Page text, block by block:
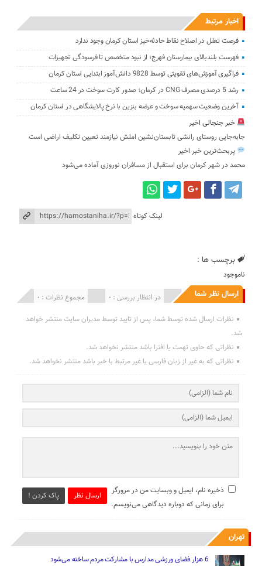
اخبار مرتبط
فرصت تعلل در اصلاح نقاط حادثه‌خیز استان کرمان وجود ندارد
فهرست بلندبالای بیمارستان فهرج؛ از نبود متخصص تا فرسودگی تجهیزات
فراگیری آموزش‌های تقویتی توسط 9828 دانش‌آموز ابتدایی استان کرمان
رشد 5 درصدی مصرف CNG در کرمان؛ صدور کارت سوخت در 24 ساعت
آخرین وضعیت سهمیه سوخت و عرضه بنزین با نرخ پالایشگاهی در استان کرمان
خبر جنجالی اخیر
جابه‌جایی روستای رانشی تابستان‌نشین املش نیازمند تعیین تکلیف اراضی است
پربحث‌ترین خبر اخیر
محمد درشهر کرمان برای استقبال از مسافران نوروزی آماده می‌شود
لینک کوتاه
برچسب ها :
ناموجود
ارسال نظر شما مجموع نظرات : 0 در انتظار بررسی : 0 انتشار یافته : 0
نظرات ارسال شده توسط شما، پس از تایید توسط مدیران سایت منتشر خواهد
شد.
نظراتی که حاوی تهمت یا افترا باشد منتشر نخواهد شد.
نظراتی که به غیر از زبان فارسی یا غیر مرتبط با خبر باشد منتشر نخواهد شد.
ارسال نظر پاک کردن !
ذخیره نام، ایمیل و وبسایت من در مرورگر
برای زمانی که دوباره دیدگاهی می‌نویسم.
تهران
6 هزار فضای ورزشی مدارس با مشارکت مردم ساخته می‌شود